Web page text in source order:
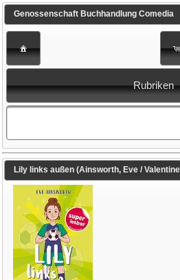
Genossenschaft Buchhandlung Comedia
Rubriken